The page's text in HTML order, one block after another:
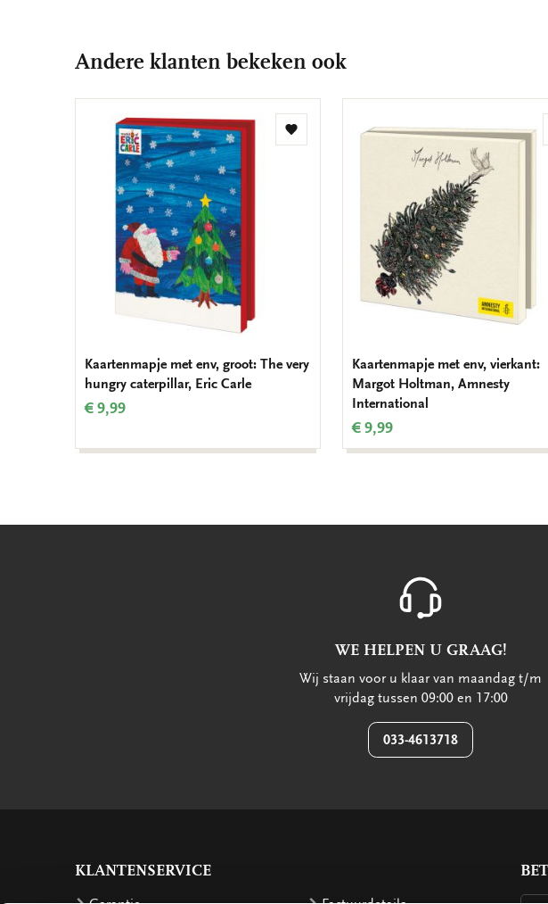
Andere klanten bekeken ook
Toevoegen
Kaartenmapje met env, groot: The very
hungry caterpillar, Eric Carle
€ 9,99
Kaartenmapje met env, vierkant:
Margot Holtman, Amnesty
International
€ 9,99
WE HELPEN U GRAAG!
Wij staan voor u klaar van maandag t/m
vrijdag tussen 09:00 en 17:00
033-4613718
KLANTENSERVICE